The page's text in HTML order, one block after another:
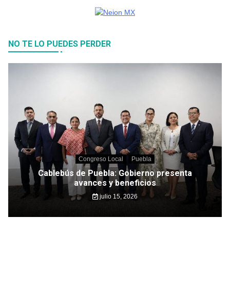
NO TE LO PUEDES PERDER
Congreso Local Puebla
Cablebús de Puebla: Gobierno presenta
avances y beneficios
julio 15, 2026